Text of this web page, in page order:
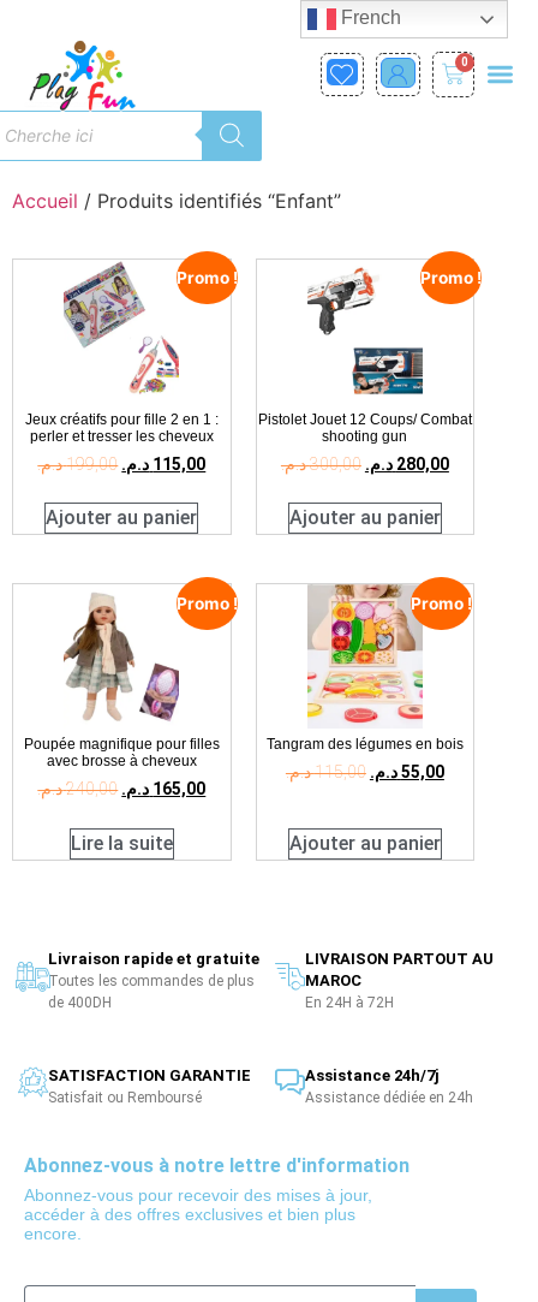
0
Accueil / Produits identifiés “Enfant”
Promo !
Jeux créatifs pour fille 2 en 1 :
perler et tresser les cheveux
199,00د.م. 115,00 د.م.
Ajouter au panier
Promo !
Pistolet Jouet 12 Coups/ Combat
shooting gun
300,00د.م. 280,00 د.م.
Ajouter au panier
Promo !
Poupée magnifique pour filles
avec brosse à cheveux
240,00د.م. 165,00 د.م.
Lire la suite
Promo !
Tangram des légumes en bois
115,00د.م. 55,00د.م.
Ajouter au panier
Livraison rapide et gratuite
Toutes les commandes de plus
de 400DH
LIVRAISON PARTOUT AU
MAROC
En 24H à 72H
SATISFACTION GARANTIE
Satisfait ou Remboursé
Assistance 24h/7j
Assistance dédiée en 24h
Abonnez-vous à notre lettre d'information
Abonnez-vous pour recevoir des mises à jour,
accéder à des offres exclusives et bien plus
encore.
French